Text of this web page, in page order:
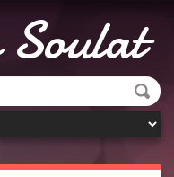
Soulat